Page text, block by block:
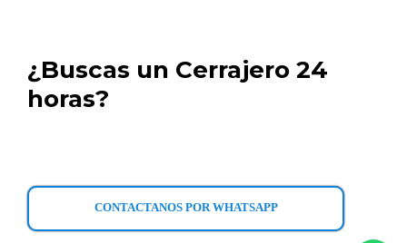
¿Buscas un Cerrajero 24
horas?
CONTACTANOS POR WHATSAPP